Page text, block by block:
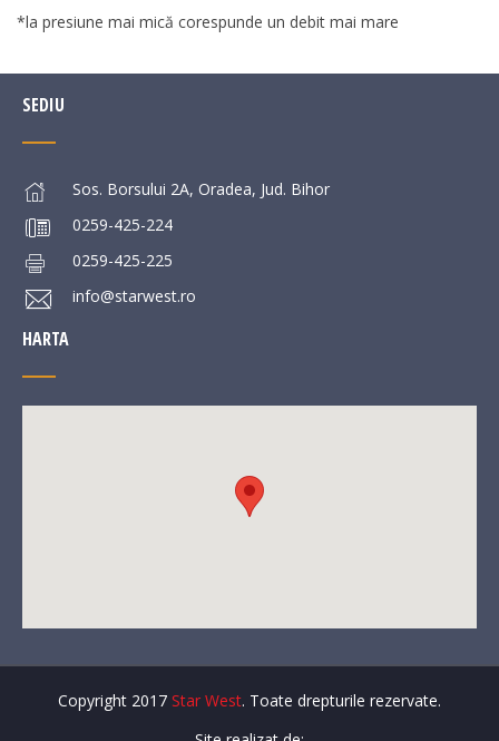
*la presiune mai mică corespunde un debit mai mare
SEDIU
Sos. Borsului 2A, Oradea, Jud. Bihor
0259-425-224
0259-425-225
info@starwest.ro
HARTA
Copyright 2017 Star West. Toate drepturile rezervate.